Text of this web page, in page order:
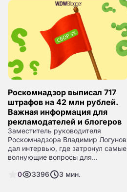
Роскомнадзор выписал 717
штрафов на 42 млн рублей.
Важная информация для
рекламодателей и блогеров
Заместитель руководителя
Роскомнадзора Владимир Логунов
дал интервью, где затронул самые
волнующие вопросы для
Самые важные инсайты мы
0 3396 3 мин.